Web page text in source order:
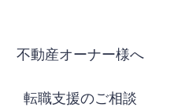
不動産オーナー様へ
転職支援のご相談